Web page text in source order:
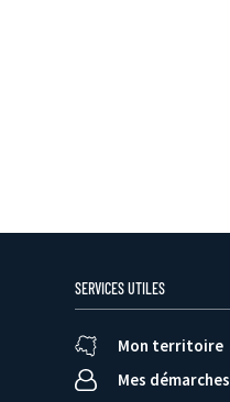
SERVICES UTILES
Mon territoire
Mes démarches